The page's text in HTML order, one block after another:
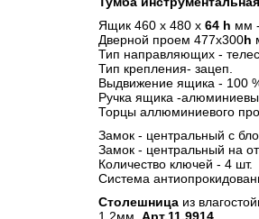
Ящик 460 х 480 х 64 h мм
Дверной проем 477х300h
Тип направляющих -
Тип крепления- зацеп.
Выдвижение ящика - 100
Ручка ящика -
Торцы аллюминиевого
Замок - центральный с
Замок - центральный на
Количество ключей - 4 шт.
Система
Столешница из
1,2мм. Арт.11.9914